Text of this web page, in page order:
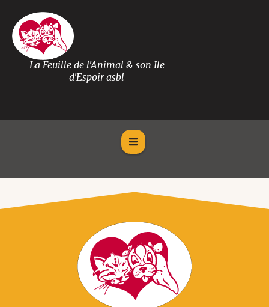
La Feuille de l'Animal & son Ile
d'Espoir asbl